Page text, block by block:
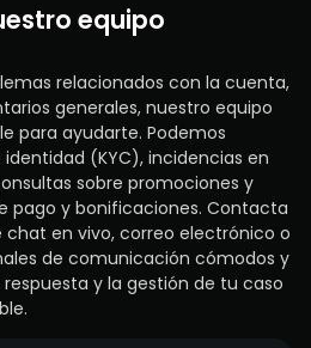
equipo
relacionados con la cuenta,
generales, nuestro equipo
para ayudarte. Podemos
(KYC), incidencias en
sobre promociones y
pago y bonificaciones. Contacta
en vivo, correo electrónico o
de comunicación cómodos y
y la gestión de tu caso